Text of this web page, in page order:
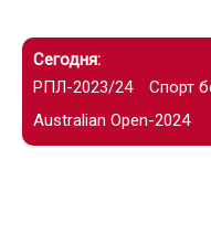
Сегодня:
РПЛ-2023/24
Спорт
Australian Open-2024